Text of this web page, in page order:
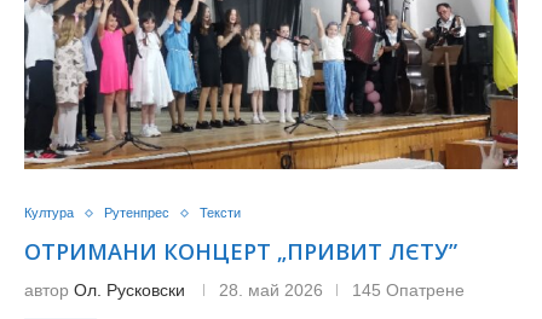
Култура Рутенпрес Тексти
ОТРИМАНИ КОНЦЕРТ „ПРИВИТ ЛЄТУ”
автор Ол. Русковски 28. май 2026 145 Опатрене